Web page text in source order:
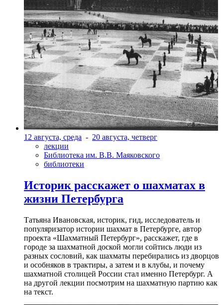
12 августа, среда - 20 августа, четверг
лекции
Библиотека им. В.В. Маяковского
библиотеки
Историк расскажет о шахматах в
жизни Петербурга
Татьяна Ивановская, историк, гид, исследователь и
популяризатор истории шахмат в Петербурге, автор
проекта «Шахматный Петербург», расскажет, где в
городе за шахматной доской могли сойтись люди из
разных сословий, как шахматы перебирались из дворцов
и особняков в трактиры, а затем и в клубы, и почему
шахматной столицей России стал именно Петербург. А
на другой лекции посмотрим на шахматную партию как
на текст.